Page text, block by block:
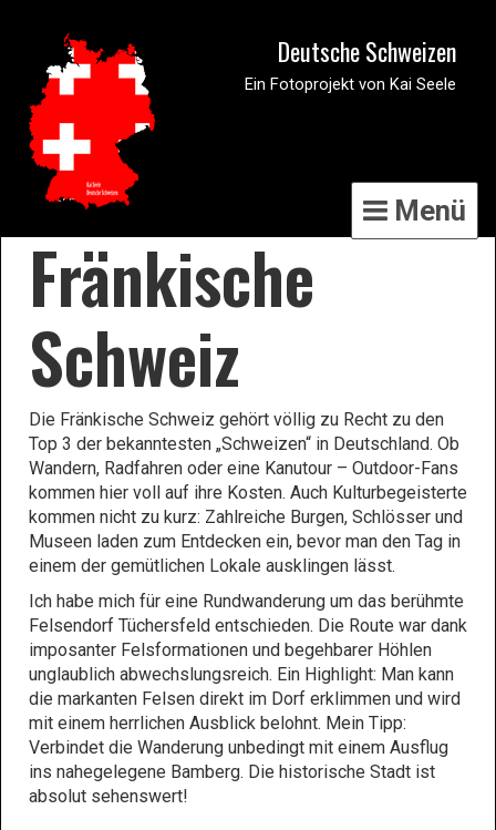
Deutsche Schweizen
Ein Fotoprojekt von Kai Seele
Menü
Fränkische
Schweiz
Die Fränkische Schweiz gehört völlig zu Recht zu den
Top 3 der bekanntesten „Schweizen“ in Deutschland. Ob
Wandern, Radfahren oder eine Kanutour – Outdoor-Fans
kommen hier voll auf ihre Kosten. Auch Kulturbegeisterte
kommen nicht zu kurz: Zahlreiche Burgen, Schlösser und
Museen laden zum Entdecken ein, bevor man den Tag in
einem der gemütlichen Lokale ausklingen lässt.
Ich habe mich für eine Rundwanderung um das berühmte
Felsendorf Tüchersfeld entschieden. Die Route war dank
imposanter Felsformationen und begehbarer Höhlen
unglaublich abwechslungsreich. Ein Highlight: Man kann
die markanten Felsen direkt im Dorf erklimmen und wird
mit einem herrlichen Ausblick belohnt. Mein Tipp:
Verbindet die Wanderung unbedingt mit einem Ausflug
ins nahegelegene Bamberg. Die historische Stadt ist
absolut sehenswert!